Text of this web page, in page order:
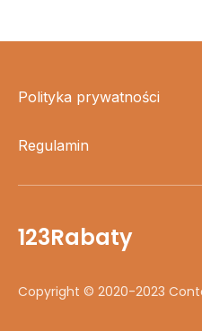
Polityka prywatności
Regulamin
123Rabaty
Copyright © 2020-2023